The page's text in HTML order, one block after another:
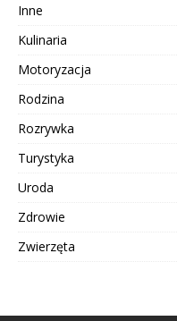
Inne
Kulinaria
Motoryzacja
Rodzina
Rozrywka
Turystyka
Uroda
Zdrowie
Zwierzęta